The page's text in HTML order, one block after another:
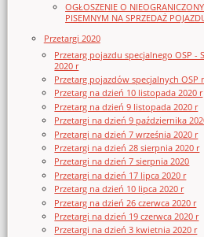
OGŁOSZENIE O
PISEMNYM NA SPRZEDAŻ
Przetargi 2020
Przetarg pojazdu specjalnego OSP -
2020 r
Przetarg pojazdów specjalnych OSP
Przetarg na dzień 10 listopada 2020 r
Przetarg na dzień 9 listopada 2020 r
Przetargi na dzień 9 października
Przetargi na dzień 7 września 2020 r
Przetargi na dzień 28 sierpnia 2020 r
Przetargi na dzień 7 sierpnia 2020
Przetargi na dzień 17 lipca 2020 r
Przetarg na dzień 10 lipca 2020 r
Przetarg na dzień 26 czerwca 2020 r
Przetargi na dzień 19 czerwca 2020 r
Przetargi na dzień 3 kwietnia 2020 r